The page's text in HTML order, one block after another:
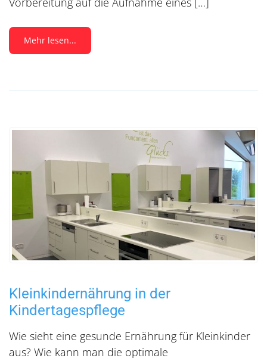
Mehr lesen...
Kleinkindernährung in der
Kindertagespflege
Wie sieht eine gesunde Ernährung für Kleinkinder
aus? Wie kann man die optimale